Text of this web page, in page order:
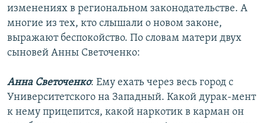
изменениях в региональном законодательстве. А
многие из тех, кто слышали о новом законе,
выражают беспокойство. По словам матери двух
сыновей Анны Светоченко:
Анна Светоченко: Ему ехать через весь город с
Университетского на Западный. Какой дурак-мент
к нему прицепится, какой наркотик в карман он